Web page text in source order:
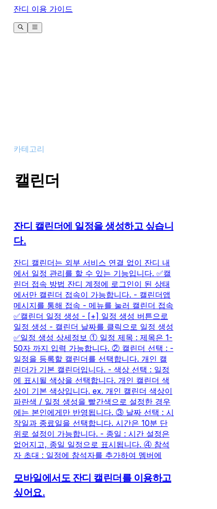
잔디 이용 가이드
카테고리
캘린더
잔디 캘린더에 일정을 생성하고 싶습니
다.
잔디 캘린더는 외부 서비스 연결 없이 잔디 내
에서 일정 관리를 할 수 있는 기능입니다. ✅캘
린더 접속 방법 잔디 계정에 로그인이 된 상태
에서만 캘린더 접속이 가능합니다. - 캘린더앱
메시지를 통해 접속 - 메뉴를 눌러 캘린더 접속
✅캘린더 일정 생성 - [+] 일정 생성 버튼으로
일정 생성 - 캘린더 날짜를 클릭으로 일정 생성
✅일정 생성 상세정보 ① 일정 제목 : 제목은 1-
50자 까지 입력 가능합니다. ② 캘린더 선택 : -
일정을 등록할 캘린더를 선택합니다. 개인 캘
린더가 기본 캘린더입니다. - 색상 선택 : 일정
에 표시될 색상을 선택합니다. 개인 캘린더 색
상이 기본 색상입니다. ex. 개인 캘린더 색상이
파란색 / 일정 생성을 빨간색으로 설정한 경우
에는 본인에게만 반영됩니다. ③ 날짜 선택 : 시
작일과 종료일을 선택합니다. 시간은 10분 단
위로 설정이 가능합니다. - 종일 : 시간 설정은
없어지고, 종일 일정으로 표시됩니다. ④ 참석
자 초대 : 일정에 참석자를 추가하여 멤버에
모바일에서도 잔디 캘린더를 이용하고
싶어요.